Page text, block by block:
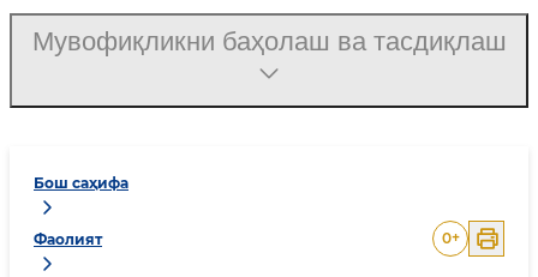
Бош саҳифа
Фаолият 0+
Мувофиқликни баҳолаш ва тасдиқлаш